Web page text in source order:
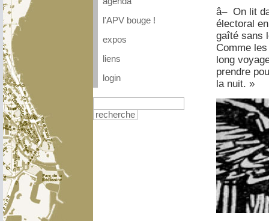
l'APV bouge !
expos
liens
login
recherche
â– On lit
électoral
gaîté sans
Comme
long
prendre
la nuit. »